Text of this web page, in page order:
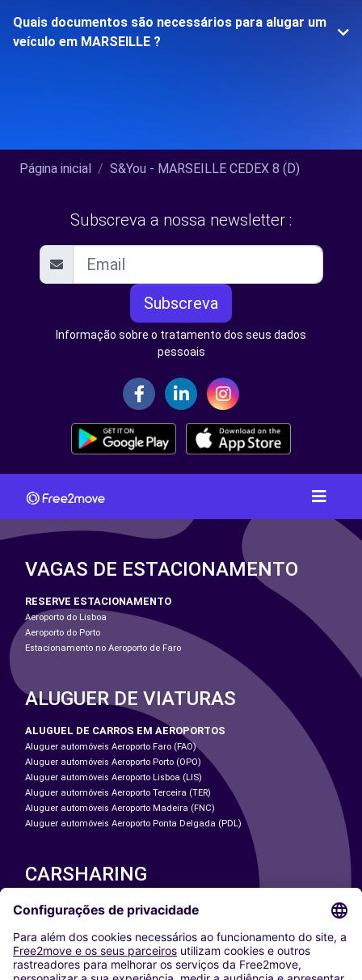
Quais documentos são necessários para alugar um
veículo em MARSEILLE ?
Página inicial S&You - MARSEILLE CEDEX 8 (D)
Subscreva a nossa newsletter :
Subscreva
Informação sobre o tratamento dos seus dados
pessoais
VAGAS DE ESTACIONAMENTO
RESERVE ESTACIONAMENTO
Aeroporto do Lisboa
Aeroporto do Porto
Estacionamento no Aeroporto de Faro
ALUGUER DE VIATURAS
ALUGUEL DE CARROS EM AEROPORTOS
Aluguer automóveis Aeroporto Faro (FAO)
Aluguer automóveis Aeroporto Porto (OPO)
Aluguer automóveis Aeroporto Lisboa (LIS)
Aluguer automóveis Aeroporto Terceira (TER)
Aluguer automóveis Aeroporto Madeira (FNC)
Aluguer automóveis Aeroporto Ponta Delgada (PDL)
CARSHARING
NOSSAS CIDADES
Washington DC
Milan
Rome